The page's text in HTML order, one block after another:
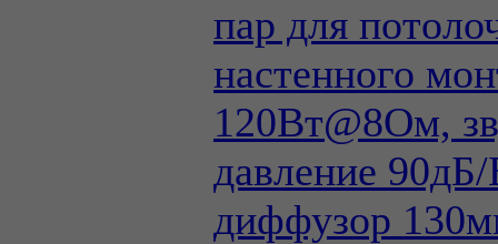
пар для
настенного
120Вт@8Ом,
давление
диффузор